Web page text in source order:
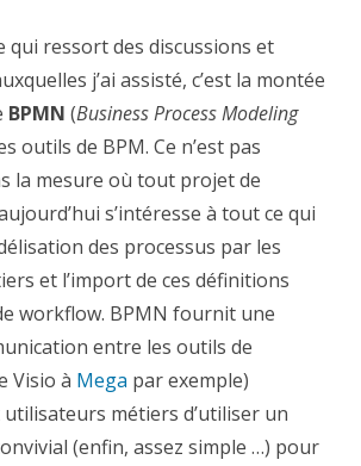
qui ressort des discussions et
j’ai assisté, c’est la montée
BPMN (Business Process Modeling
outils de BPM. Ce n’est pas
la mesure où tout projet de
s’intéresse à tout ce qui
des processus par les
et l’import de ces définitions
workflow. BPMN fournit une
entre les outils de
Visio à Mega par exemple)
métiers d’utiliser un
(enfin, assez simple …) pour